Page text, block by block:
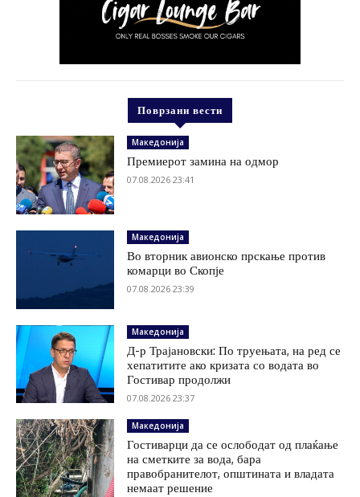
Поврзани вести
Македонија
Премиерот замина на одмор
07.08.2026 23:41
Македонија
Во вторник авионско прскање против
комарци во Скопје
07.08.2026 23:39
Македонија
Д-р Трајановски: По труењата, на ред се
хепатитите ако кризата со водата во
Гостивар продолжи
07.08.2026 23:37
Македонија
Гостиварци да се ослободат од плаќање
на сметките за вода, бара
правобранителот, општината и владата
немаат решение